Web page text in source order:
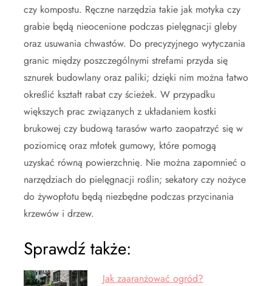
czy kompostu. Ręczne narzędzia takie jak motyka czy
grabie będą nieocenione podczas pielęgnacji gleby
oraz usuwania chwastów. Do precyzyjnego wytyczania
granic między poszczególnymi strefami przyda się
sznurek budowlany oraz paliki; dzięki nim można łatwo
określić kształt rabat czy ścieżek. W przypadku
większych prac związanych z układaniem kostki
brukowej czy budową tarasów warto zaopatrzyć się w
poziomicę oraz młotek gumowy, które pomogą
uzyskać równą powierzchnię. Nie można zapomnieć o
narzędziach do pielęgnacji roślin; sekatory czy nożyce
do żywopłotu będą niezbędne podczas przycinania
krzewów i drzew.
Sprawdź także:
Jak zaaranżować ogród?